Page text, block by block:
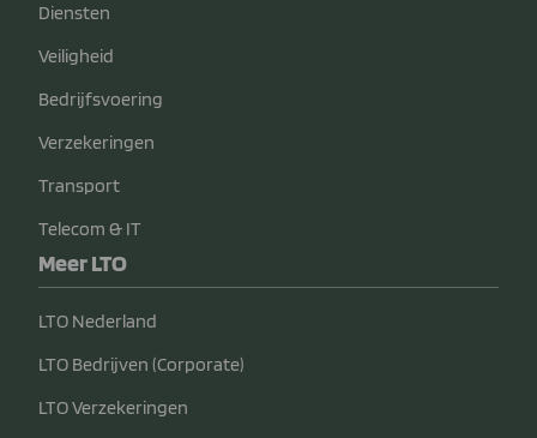
Diensten
Veiligheid
Bedrijfsvoering
Verzekeringen
Transport
Telecom & IT
Meer LTO
LTO Nederland
LTO Bedrijven (Corporate)
LTO Verzekeringen